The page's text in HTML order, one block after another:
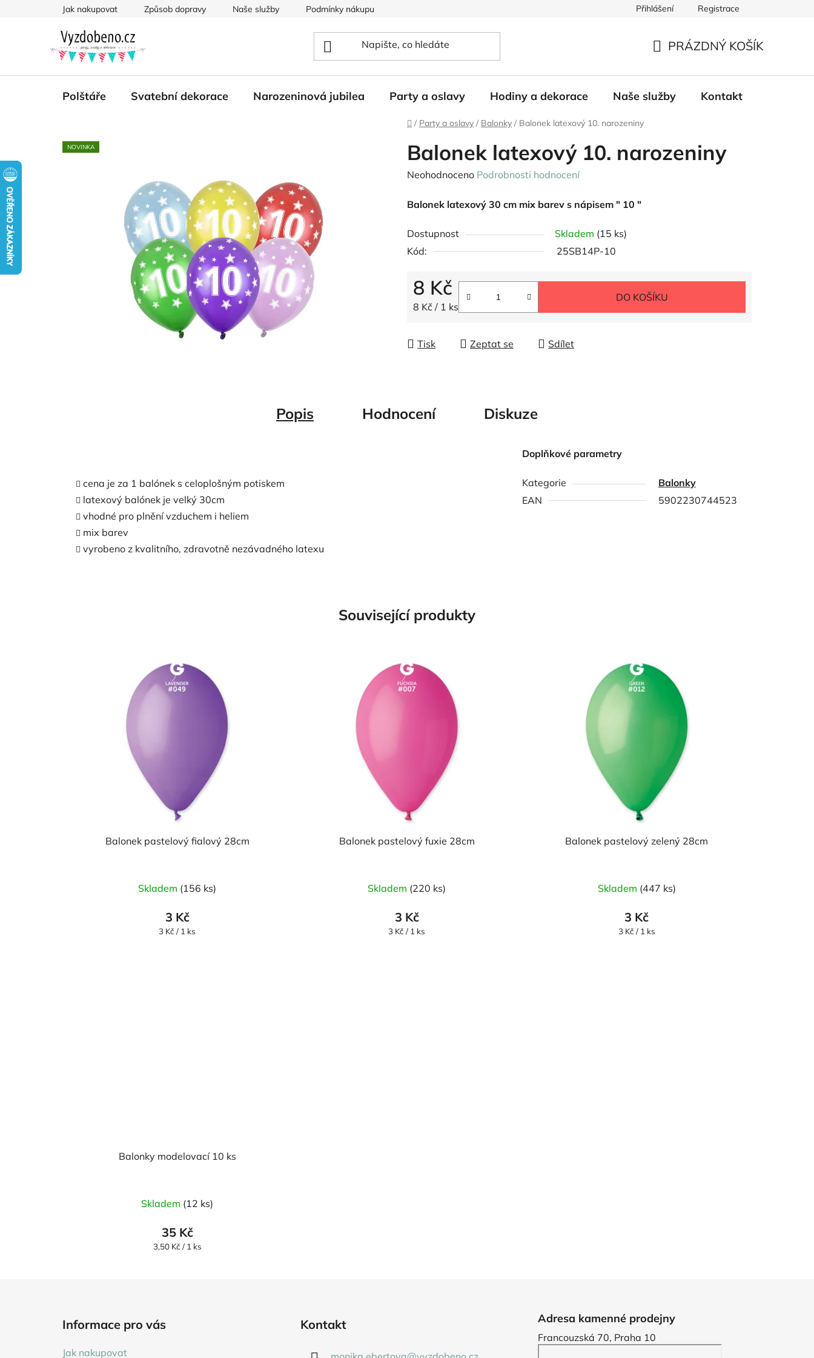
Jak nakupovat Způsob dopravy Naše služby Podmínky nákupu Přihlášení Registrace
KOŠÍK
PRÁZDNÝ KOŠÍK
Polštáře Svatební dekorace Narozeninová jubilea Party a oslavy Hodiny a dekorace Naše služby Kontakt
Domů
/ Party a oslavy / Balonky / Balonek latexový 10. narozeniny
Balonek latexový 10. narozeniny
Průměrné
produktu
0,0
z
hvězdiček.
Neohodnoceno Podrobnosti hodnocení
Balonek latexový 30 cm mix barev s nápisem " 10 "
Dostupnost Skladem (15 ks)
Kód:
25SB14P-10
8 Kč
Měrná cena:
8 Kč / 1 ks
DO KOŠÍKU
Tisk Zeptat se Sdílet
NOVINKA
Popis Hodnocení Diskuze
cena je za 1 balónek s celoplošným potiskem
latexový balónek je velký 30cm
vhodné pro plnění vzduchem i heliem
mix barev
vyrobeno z kvalitního, zdravotně nezávadného latexu
Doplňkové parametry
Kategorie
Balonky
EAN
5902230744523
Související produkty
Balonek pastelový fialový 28cm
hodnocení
produktu
je
Skladem (156 ks)
3 Kč
Měrná
3 Kč / 1 ks
Balonek pastelový fuxie 28cm
Skladem (220 ks)
3 Kč
Měrná
3 Kč / 1 ks
Balonek pastelový zelený 28cm
Skladem (447 ks)
3 Kč
Měrná
3 Kč / 1 ks
Balonky modelovací 10 ks
Skladem (12 ks)
35 Kč
Měrná
3,50 Kč / 1 ks
Informace pro vás
Jak nakupovat
Kontakt Adresa kamenné prodejny
Francouzská 70, Praha 10